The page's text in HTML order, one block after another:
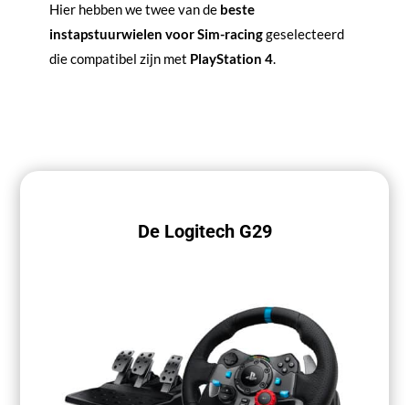
Hier hebben we twee van de beste
instapstuurwielen voor Sim-racinggeselecteerd
die compatibel zijn met PlayStation 4.
De Logitech G29